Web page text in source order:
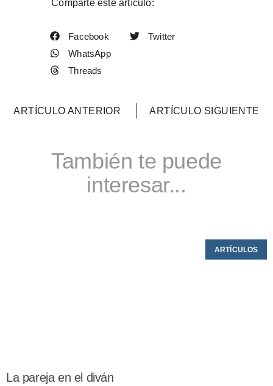
Comparte este artículo:
Facebook
Twitter
WhatsApp
Threads
ARTÍCULO ANTERIOR ARTÍCULO SIGUIENTE
También te puede
interesar...
ARTÍCULOS
La pareja en el diván